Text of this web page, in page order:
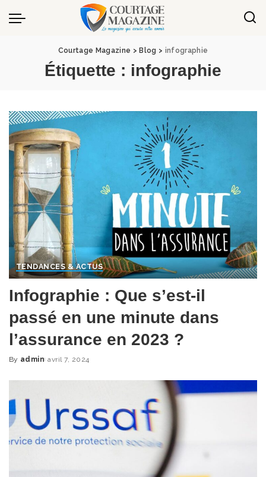
Panneau de gestion des cookies
Courtage Magazine > Blog > infographie
Étiquette : infographie
TENDANCES & ACTUS
Infographie : Que s’est-il
passé en une minute dans
l’assurance en 2023 ?
Posted
By admin avril 7, 2024